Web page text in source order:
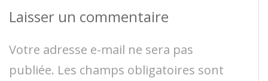
Laisser un commentaire
Votre adresse e-mail ne sera pas
publiée. Les champs obligatoires sont